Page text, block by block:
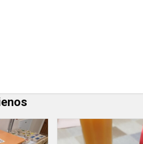
LOGOPEDAS
PATARIA